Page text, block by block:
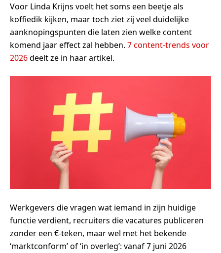
Voor Linda Krijns voelt het soms een beetje als
koffiedik kijken, maar toch ziet zij veel duidelijke
aanknopingspunten die laten zien welke content
komend jaar effect zal hebben. 7 content-trends voor
2026deelt ze in haar artikel.
Werkgevers die vragen wat iemand in zijn huidige
functie verdient, recruiters die vacatures publiceren
zonder een €-teken, maar wel met het bekende
‘marktconform’ of ‘in overleg’: vanaf 7 juni 2026